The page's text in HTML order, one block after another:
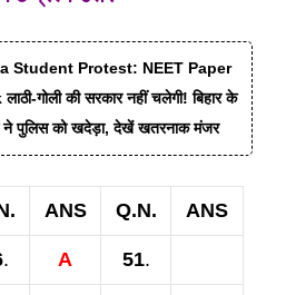
Student Protest: NEET Paper
गोली की सरकार नहीं चलेगी! बिहार के
ने पुलिस को खदेड़ा, देखें खतरनाक मंजर
ANS Q.N. ANS
. A 51.